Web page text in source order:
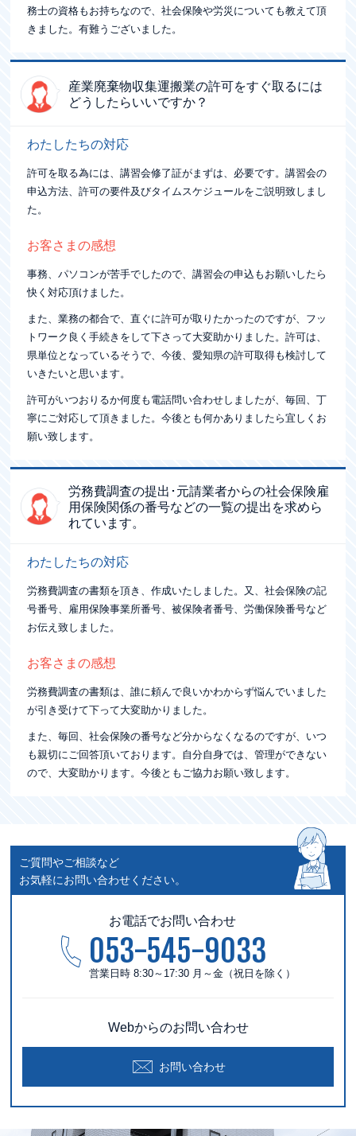
務士の資格もお持ちなので、社会保険や労災についても教えて頂
きました。有難うございました。
産業廃棄物収集運搬業の許可をすぐ取るには
どうしたらいいですか？
わたしたちの対応
許可を取る為には、講習会修了証がまずは、必要です。講習会の
申込方法、許可の要件及びタイムスケジュールをご説明致しまし
た。
お客さまの感想
事務、パソコンが苦手でしたので、講習会の申込もお願いしたら
快く対応頂けました。
また、業務の都合で、直ぐに許可が取りたかったのですが、フッ
トワーク良く手続きをして下さって大変助かりました。許可は、
県単位となっているそうで、今後、愛知県の許可取得も検討して
いきたいと思います。
許可がいつおりるか何度も電話問い合わせしましたが、毎回、丁
寧にご対応して頂きました。今後とも何かありましたら宜しくお
願い致します。
労務費調査の提出･元請業者からの社会保険雇
用保険関係の番号などの一覧の提出を求めら
れています。
わたしたちの対応
労務費調査の書類を頂き、作成いたしました。又、社会保険の記
号番号、雇用保険事業所番号、被保険者番号、労働保険番号など
お伝え致しました。
お客さまの感想
労務費調査の書類は、誰に頼んで良いかわからず悩んでいました
が引き受けて下って大変助かりました。
また、毎回、社会保険の番号など分からなくなるのですが、いつ
も親切にご回答頂いております。自分自身では、管理ができない
ので、大変助かります。今後ともご協力お願い致します。
ご質問やご相談など
お気軽にお問い合わせください。
お電話でお問い合わせ
053-545-9033
営業日時 8:30～17:30 月～金（祝日を除く）
Webからのお問い合わせ
お問い合わせ